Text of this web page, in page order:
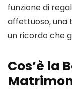
funzione di
affettuoso, una
un ricordo che
Cos’è la